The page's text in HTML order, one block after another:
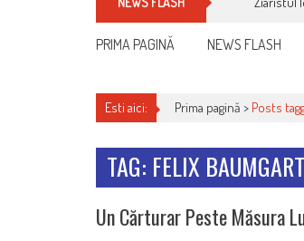
PRIMA PAGINĂ NEWS FLASH
Esti aici: Prima pagină > Posts
TAG: FELIX
Un Cărturar Peste Măsura